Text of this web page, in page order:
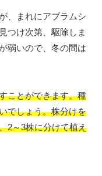
、まれにアブラムシ
つけ次第、駆除しま
弱いので、冬の間は
ことができます。種
でしょう。株分けを
2～3株に分けて植え